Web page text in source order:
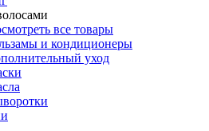
все товары
и кондиционеры
уход